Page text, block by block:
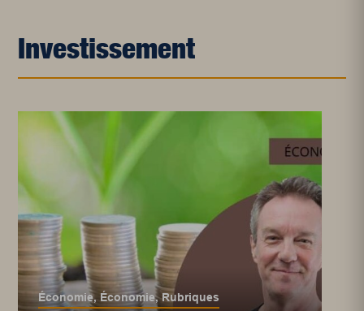
Investissement
Économie, Économie,Rubriques